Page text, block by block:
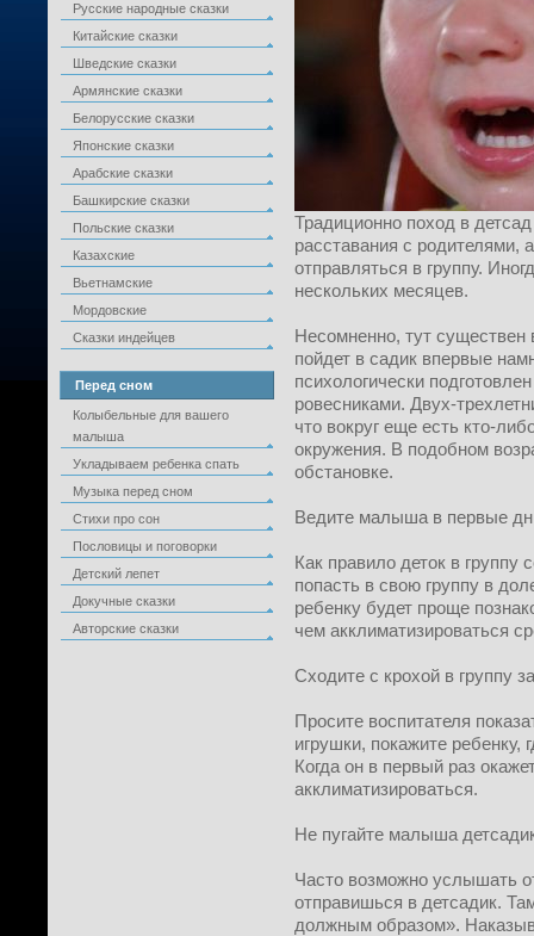
Русские народные сказки
Китайские сказки
Шведские сказки
Армянские сказки
Белорусские сказки
Японские сказки
Арабские сказки
Башкирские сказки
Польские сказки
Казахские
Вьетнамские
Мордовские
Сказки индейцев
Перед сном
Колыбельные для вашего
малыша
Укладываем ребенка спать
Музыка перед сном
Стихи про сон
Пословицы и поговорки
Детский лепет
Докучные сказки
Авторские сказки
Традиционно поход в
расставания с родителями,
отправляться в группу.
нескольких месяцев.
Несомненно, тут существен
пойдет в садик впервые
психологически
ровесниками. Двух-
что вокруг еще есть кто-
окружения. В подобном
обстановке.
Ведите малыша в первые
Как правило деток в группу
попасть в свою группу в
ребенку будет проще
чем акклиматизироваться
Сходите с крохой в группу
Просите воспитателя
игрушки, покажите ребенку,
Когда он в первый раз
акклиматизироваться.
Не пугайте малыша
Часто возможно услышать
отправишься в детсадик.
должным образом».